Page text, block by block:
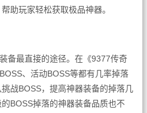
助玩家轻松获取极品神器。
备最直接的途径。在《9377传奇
、活动BOSS等都有几率掉落
战BOSS，提高神器装备的掉落几
BOSS掉落的神器装备品质也不